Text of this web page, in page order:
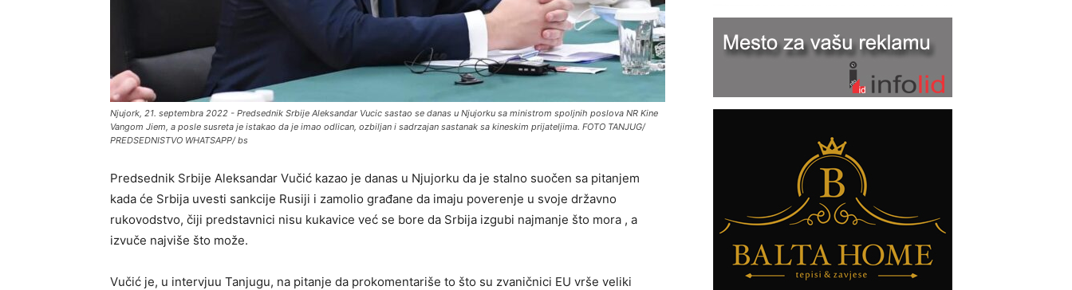
Njujork, 21. septembra 2022 - Predsednik Srbije Aleksandar Vucic sastao se danas u Njujorku sa ministrom spoljnih poslova NR Kine
Vangom Jiem, a posle susreta je istakao da je imao odlican, ozbiljan i sadrzajan sastanak sa kineskim prijateljima. FOTO TANJUG/
PREDSEDNISTVO WHATSAPP/ bs
Predsednik Srbije Aleksandar Vučić kazao je danas u Njujorku da je stalno suočen sa pitanjem
kada će Srbija uvesti sankcije Rusiji i zamolio građane da imaju poverenje u svoje državno
rukovodstvo, čiji predstavnici nisu kukavice već se bore da Srbija izgubi najmanje što mora , a
izvuče najviše što može.
Vučić je, u intervjuu Tanjugu, na pitanje da prokomentariše to što su zvaničnici EU vrše veliki